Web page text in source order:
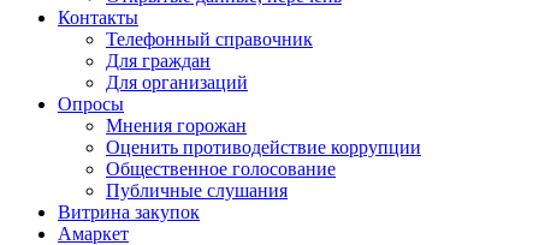
Контакты
Телефонный справочник
Для граждан
Для организаций
Опросы
Мнения горожан
Оценить противодействие коррупции
Общественное голосование
Публичные слушания
Витрина закупок
Амаркет